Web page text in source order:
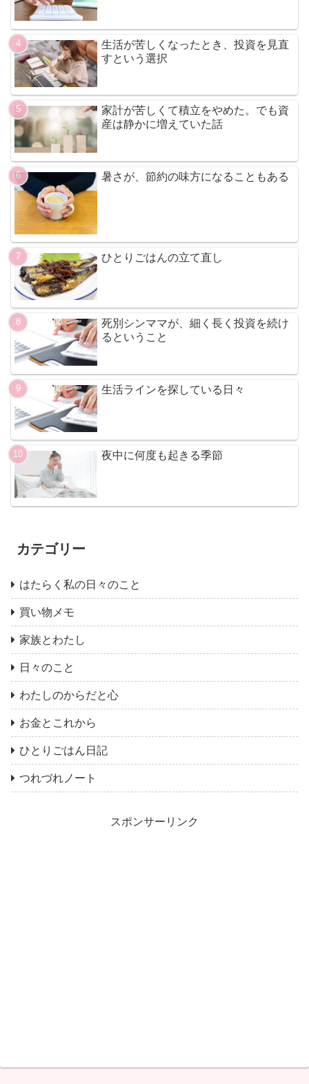
生活が苦しくなったとき、投資を見直
すという選択
家計が苦しくて積立をやめた。でも資
産は静かに増えていた話
暑さが、節約の味方になることもある
ひとりごはんの立て直し
死別シンママが、細く長く投資を続け
るということ
生活ラインを探している日々
夜中に何度も起きる季節
カテゴリー
はたらく私の日々のこと
買い物メモ
家族とわたし
日々のこと
わたしのからだと心
お金とこれから
ひとりごはん日記
つれづれノート
スポンサーリンク